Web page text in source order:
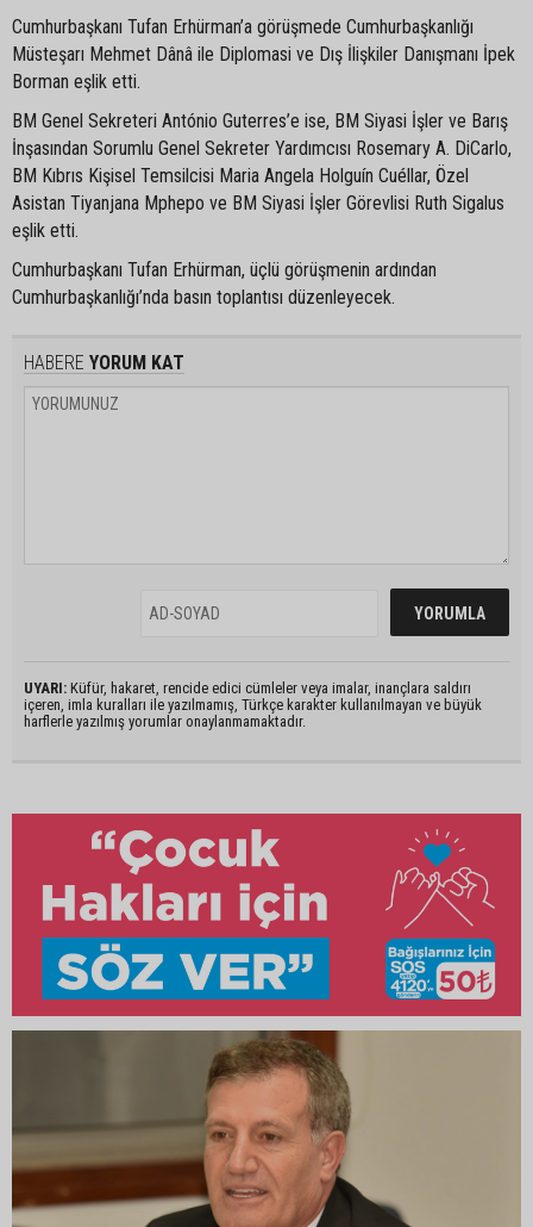
Cumhurbaşkanı Tufan Erhürman’a görüşmede Cumhurbaşkanlığı
Müsteşarı Mehmet Dânâ ile Diplomasi ve Dış İlişkiler Danışmanı İpek
Borman eşlik etti.
BM Genel Sekreteri António Guterres’e ise, BM Siyasi İşler ve Barış
İnşasından Sorumlu Genel Sekreter Yardımcısı Rosemary A. DiCarlo,
BM Kıbrıs Kişisel Temsilcisi Maria Angela Holguín Cuéllar, Özel
Asistan Tiyanjana Mphepo ve BM Siyasi İşler Görevlisi Ruth Sigalus
eşlik etti.
Cumhurbaşkanı Tufan Erhürman, üçlü görüşmenin ardından
Cumhurbaşkanlığı’nda basın toplantısı düzenleyecek.
HABERE YORUM KAT
UYARI: Küfür, hakaret, rencide edici cümleler veya imalar, inançlara saldırı
içeren, imla kuralları ile yazılmamış, Türkçe karakter kullanılmayan ve büyük
harflerle yazılmış yorumlar onaylanmamaktadır.